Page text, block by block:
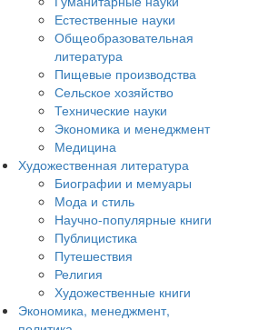
Естественные науки
Общеобразовательная
литература
Пищевые производства
Сельское хозяйство
Технические науки
Экономика и менеджмент
Медицина
Художественная литература
Биографии и мемуары
Мода и стиль
Научно-популярные книги
Публицистика
Путешествия
Религия
Художественные книги
Экономика, менеджмент,